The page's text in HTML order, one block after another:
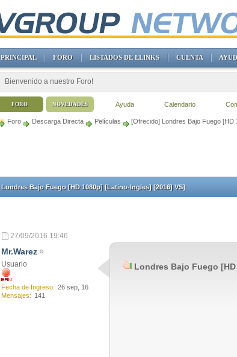
Foro Descarga Directa Películas [Ofrecido] Londres Bajo Fuego [HD
Londres Bajo Fuego [HD 1080p] [Latino-Ingles] [2016] VS]
27/09/2016 19:46
Mr.Warez
Usuario
Fecha de Ingreso
26 sep, 16
Mensajes
141
Londres Bajo Fuego
PRINCIPAL FORO LISTADOS DE ELINKS CUENTA
Bienvenido a nuestro Foro!
FORO Ayuda Calendario
NOVEDADES